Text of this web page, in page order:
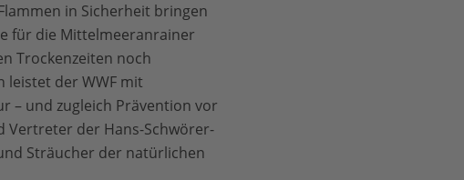
in Sicherheit bringen
für die Mittelmeeranrainer
Trockenzeiten noch
der WWF mit
– und zugleich Prävention vor
Vertreter der Hans-Schwörer-
Sträucher der natürlichen